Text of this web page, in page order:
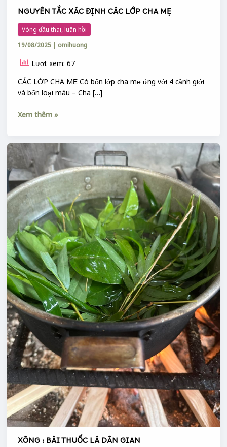
NGUYÊN TẮC XÁC ĐỊNH CÁC LỚP CHA MẸ
Vòng đầu thai, luân hồi
19/08/2025 | omihuong
Lượt xem: 67
CÁC LỚP CHA MẸ Có bốn lớp cha mẹ ứng với 4 cảnh giới
và bốn loại máu – Cha […]
Xem thêm »
XÔNG : BÀI THUỐC LÁ DÂN GIAN
XÔNG
:
BÀI
THUỐC
LÁ
DÂN
GIAN